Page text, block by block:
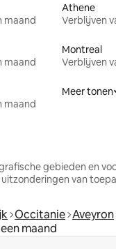
maand
Athene
Verblijven
maand
Montreal
Verblijven
maand
Meer tonen
gebieden en
van
Occitanie Aveyron
maand